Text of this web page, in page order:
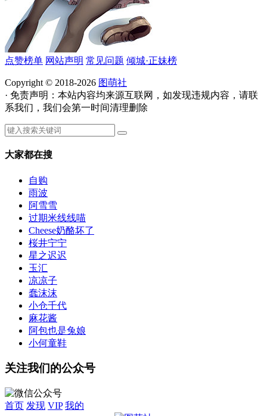
点赞榜单 网站声明 常见问题 倾城·正妹榜
Copyright © 2018-2026 图萌社
· 免责声明：本站内容均来源互联网，如发现违规内容，请联
系我们，我们会第一时间清理删除
大家都在搜
自购
雨波
阿雪雪
过期米线线喵
Cheese奶酪坏了
桜井宁宁
星之迟迟
玉汇
凉凉子
蠢沫沫
小仓千代
麻花酱
阿包也是兔娘
小何童鞋
关注我们的公众号
首页 发现 VIP 我的